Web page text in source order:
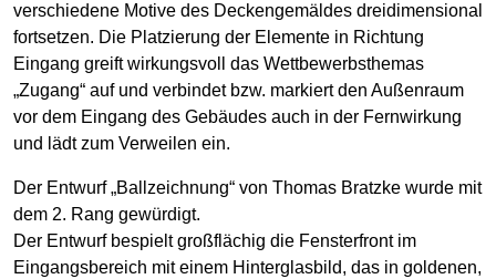
verschiedene Motive des Decken­ge­mäldes drei­dimensio­nal
fortsetzen. Die Platzierung der Elemente in Richtung
Eingang greift wirkungs­voll das Wett­bewerbs­themas
„Zugang“ auf und verbindet bzw. markiert den Außen­raum
vor dem Ein­gang des Gebäudes auch in der Fern­wirkung
und lädt zum Ver­weilen ein.
Der Entwurf „Ballzeichnung“ von Thomas Bratzke wurde mit
dem 2. Rang gewürdigt.
Der Entwurf bespielt großflächig die Fenster­front im
Eingangs­bereich mit einem Hinter­glas­bild, das in goldenen,